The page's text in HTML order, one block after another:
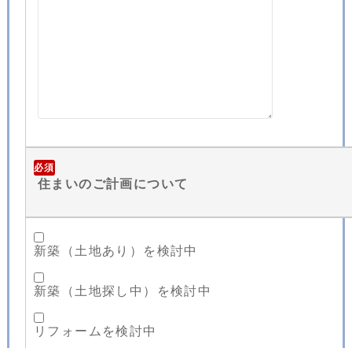
必須
住まいのご計画について
新築（土地あり）を検討中
新築（土地探し中）を検討中
リフォームを検討中